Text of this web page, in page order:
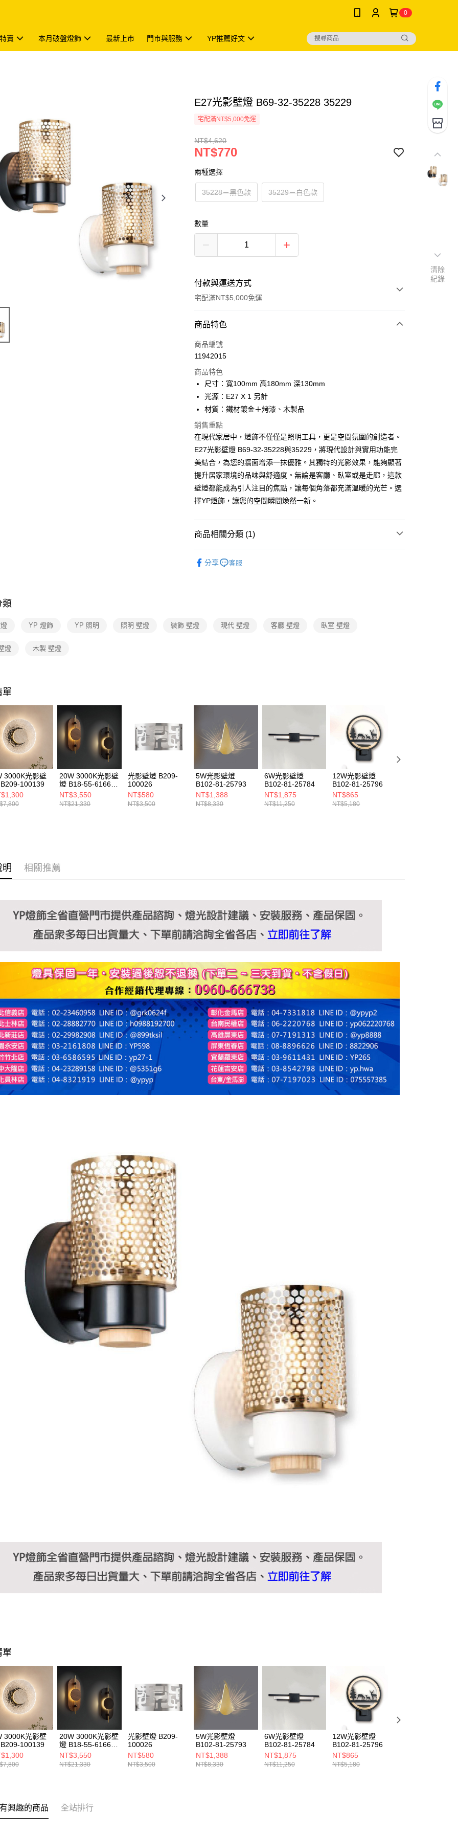
0
賣 本月破盤燈飾 最新上市 門市與服務 YP推薦好文
E27光影壁燈 B69-32-35228 35229
宅配滿NT$5,000免運
NT$4,620
NT$770
兩種選擇
35228－黑色款 35229－白色款
數量
付款與運送方式
宅配滿NT$5,000免運
付款方式
信用卡一次付款
Apple Pay
街口支付
Google Pay
AFTEE先享後付
相關說明
【關於「AFTEE先享後付」】
AFTEE先享後付是「在收到商品之後才付款」的支付方式。 讓您購物簡單
２．便利：只要手機號碼，簡訊認證，即可結帳。
【「AFTEE先享後付」結帳流程】
絡購買商品的店家。未經商家同意取消之訂單仍視為有效，需透過AFTEE
https://aftee.tw/terms/#terms3
３．未成年的使用者請事先徵得法定代理人或監護人之同意方可使用
「AFTEE先享後付」，若未經同意申辦者引起之損失，本公司不負相關責
４．使用「AFTEE先享後付」時，將依據個別帳號之用戶狀況，依本公司
即時審查核予不同之上限額度；若仍有額度不足之情形，本公司將視審查
結果請求用戶進行身份認證。
５．嚴禁一人註冊多個帳號或使用他人資訊註冊。若發現惡意使用之情
形，恩沛科技股份有限公司將有權停止該用戶之使用額度並採取法律行
ATM付款
運送方式
新竹貨運宅配
商品特色
商品編號
11942015
商品特色
尺寸：寬100mm 高180mm 深130mm
光源：E27 X 1 另計
材質：鐵材鍍金＋烤漆、木製品
銷售重點
在現代家居中，燈飾不僅僅是照明工具，更是空間氛圍的創造者。
E27光影壁燈 B69-32-35228與35229，將現代設計與實用功能完
美結合，為您的牆面增添一抹優雅。其獨特的光影效果，能夠顯著
提升居家環境的品味與舒適度。無論是客廳、臥室或是走廊，這款
壁燈都能成為引人注目的焦點，讓每個角落都充滿溫暖的光芒。選
擇YP燈飾，讓您的空間瞬間煥然一新。
商品相關分類 (1)
分享
客服
類
YP 燈飾 YP 照明 照明 壁燈 裝飾 壁燈 現代 壁燈 客廳 壁燈 臥室 壁燈
燈 木製 壁燈
單
3000K光影壁
100139
20W 3000K光影壁
燈 B18-55-61661
61662
NT$3,550
NT$21,330
光影壁燈 B209-
100026
NT$580
NT$3,500
5W光影壁燈
B102-81-25793
NT$1,388
NT$8,330
6W光影壁燈
B102-81-25784
NT$1,875
NT$11,250
12W光影壁燈
B102-81-25796
NT$865
NT$5,180
明 相關推薦
單
3000K光影壁
100139
20W 3000K光影壁
燈 B18-55-61661
61662
NT$3,550
NT$21,330
光影壁燈 B209-
100026
NT$580
NT$3,500
5W光影壁燈
B102-81-25793
NT$1,388
NT$8,330
6W光影壁燈
B102-81-25784
NT$1,875
NT$11,250
12W光影壁燈
B102-81-25796
NT$865
NT$5,180
興趣的商品 全站排行
清除
紀錄